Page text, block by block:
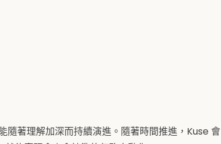
隨著理解加深而持續演進。隨著時間推進，Kuse 會